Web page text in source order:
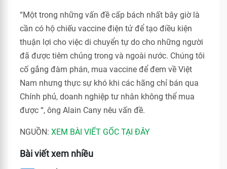
“Một trong những vấn đề cấp bách nhất bây giờ là
cần có hộ chiếu vaccine điện tử để tạo điều kiện
thuận lợi cho việc di chuyển tự do cho những người
đã được tiêm chủng trong và ngoài nước. Chúng tôi
cố gắng đàm phán, mua vaccine để đem về Việt
Nam nhưng thực sự khó khi các hãng chỉ bán qua
Chính phủ, doanh nghiệp tư nhân không thể mua
được “, ông Alain Cany nêu vấn đề.
NGUỒN: XEM BÀI VIẾT GỐC TẠI ĐÂY
Bài viết xem nhiều